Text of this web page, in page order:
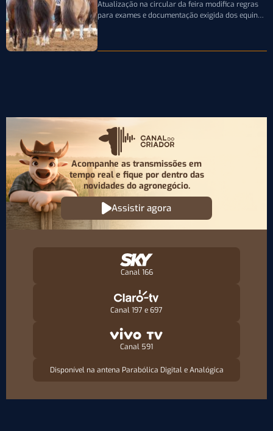
Atualização na circular da feira modifica regras
para exames e documentação exigida dos equinos
Acompanhe as transmissões em
tempo real e fique por dentro das
novidades do agronegócio.
Assistir agora
Canal 166
Canal 197 e 697
Canal 591
Disponível na antena Parabólica Digital e Analógica